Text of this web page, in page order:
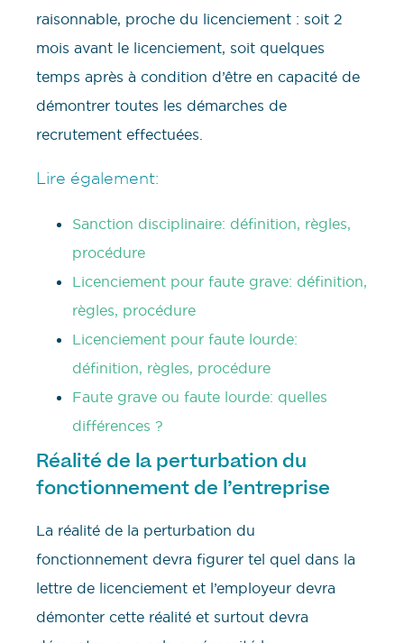
raisonnable, proche du licenciement : soit 2
mois avant le licenciement, soit quelques
temps après à condition d’être en capacité de
démontrer toutes les démarches de
recrutement effectuées.
Lire également:
Sanction disciplinaire: définition, règles,
procédure
Licenciement pour faute grave: définition,
règles, procédure
Licenciement pour faute lourde:
définition, règles, procédure
Faute grave ou faute lourde: quelles
différences ?
Réalité de la perturbation du
fonctionnement de l’entreprise
La réalité de la perturbation du
fonctionnement devra figurer tel quel dans la
lettre de licenciement et l’employeur devra
démonter cette réalité et surtout devra